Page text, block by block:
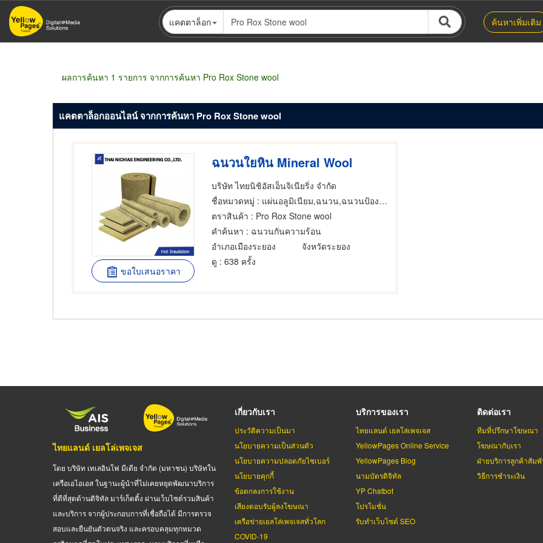
ข้าม
ไป
แคตตาล็อก ค้นหาเพิ่มเติม
ผลการค้นหา 1 รายการ จากการค้นหา Pro Rox Stone wool
แคตตาล็อกออนไลน์ จากการค้นหา Pro Rox Stone wool
ขอใบเสนอราคา
ฉนวนใยหิน Mineral Wool
บริษัท ไทยนิชิอัสเอ็นจิเนียริ่ง จำกัด
ชื่อหมวดหมู่ : แผ่นอลูมิเนียม,ฉนวน,ฉนวนป้องกันความร้อนและความเย็น
ตราสินค้า : Pro Rox Stone wool
คำค้นหา : ฉนวนกันความร้อน
อำเภอเมืองระยอง
จังหวัดระยอง
ดู : 638 ครั้ง
ไทยแลนด์ เยลโล่เพจเจส
โดย บริษัท เทเลอินโฟ มีเดีย จำกัด (มหาชน) บริษัทใน
เครือเอไอเอส ในฐานะผู้นำที่ไม่เคยหยุดพัฒนาบริการ
ที่ดีที่สุดด้านดิจิทัล มาร์เก็ตติ้ง ผ่านเว็บไซต์รวมสินค้า
และบริการ จากผู้ประกอบการที่เชื่อถือได้ มีการตรวจ
สอบและยืนยันตัวตนจริง และครอบคลุมทุกหมวด
เกี่ยวกับเรา
ประวัติความเป็นมา
นโยบายความเป็นส่วนตัว
นโยบายความปลอดภัยไซเบอร์
นโยบายคุกกี้
ข้อตกลงการใช้งาน
เสียงตอบรับผู้ลงโฆษณา
เครือข่ายเยลโล่เพจเจสทั่วโลก
COVID-19
บริการของเรา
ไทยแลนด์ เยลโล่เพจเจส
YellowPages Online Service
YellowPages Blog
นามบัตรดิจิทัล
YP Chatbot
โปรโมชั่น
รับทำเว็บไซต์ SEO
ติดต่อเรา
ทีมที่ปรึกษาโฆษณา
โฆษณากับเรา
ฝ่ายบริการลูกค้าสัม
วิธีการชำระเงิน